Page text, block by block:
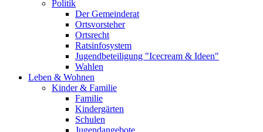
Politik
Der Gemeinderat
Ortsvorsteher
Ortsrecht
Ratsinfosystem
Jugendbeteiligung "Icecream & Ideen"
Wahlen
Leben & Wohnen
Kinder & Familie
Familie
Kindergärten
Schulen
Jugendangebote